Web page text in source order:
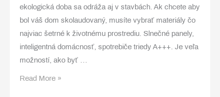
ekologická doba sa odráža aj v stavbách. Ak chcete aby
bol váš dom skolaudovaný, musíte vybrať materiály čo
najviac šetrné k životnému prostrediu. Slnečné panely,
inteligentná domácnosť, spotrebiče triedy A+++. Je veľa
možností, ako byť …
Príspevok
Read More »